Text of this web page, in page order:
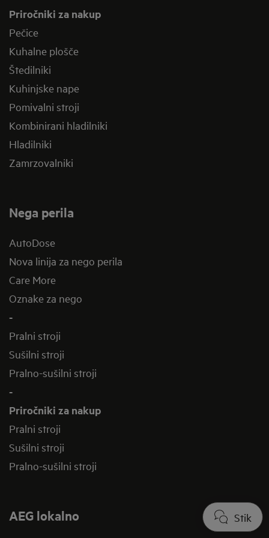
Stik
Priročniki za nakup
Pečice
Kuhalne plošče
Štedilniki
Kuhinjske nape
Pomivalni stroji
Kombinirani hladilniki
Hladilniki
Zamrzovalniki
Nega perila
AutoDose
Nova linija za nego perila
Care More
Oznake za nego
-
Pralni stroji
Sušilni stroji
Pralno-sušilni stroji
-
Priročniki za nakup
Pralni stroji
Sušilni stroji
Pralno-sušilni stroji
AEG lokalno